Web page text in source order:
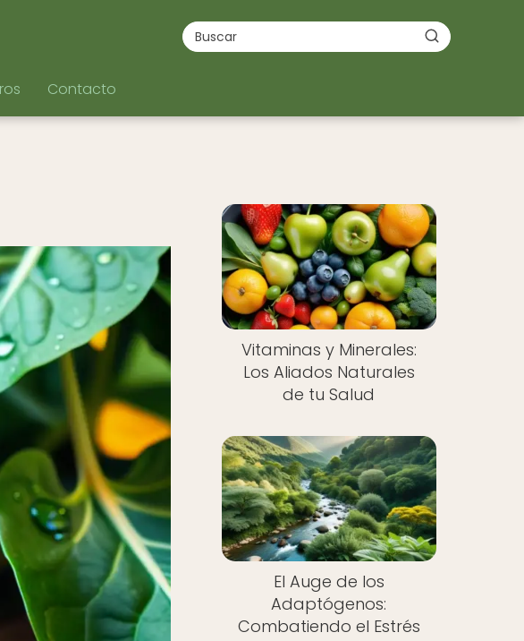
Contacto
Vitaminas y Minerales:
Los Aliados Naturales
de tu Salud
El Auge de los
Adaptógenos:
Combatiendo el Estrés